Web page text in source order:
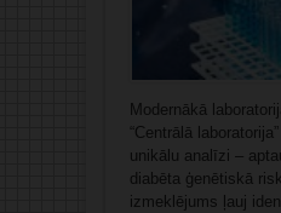
Modernākā
“Centrālā
unikālu analīzi –
diabēta ģenētiskā
izmeklējums ļauj